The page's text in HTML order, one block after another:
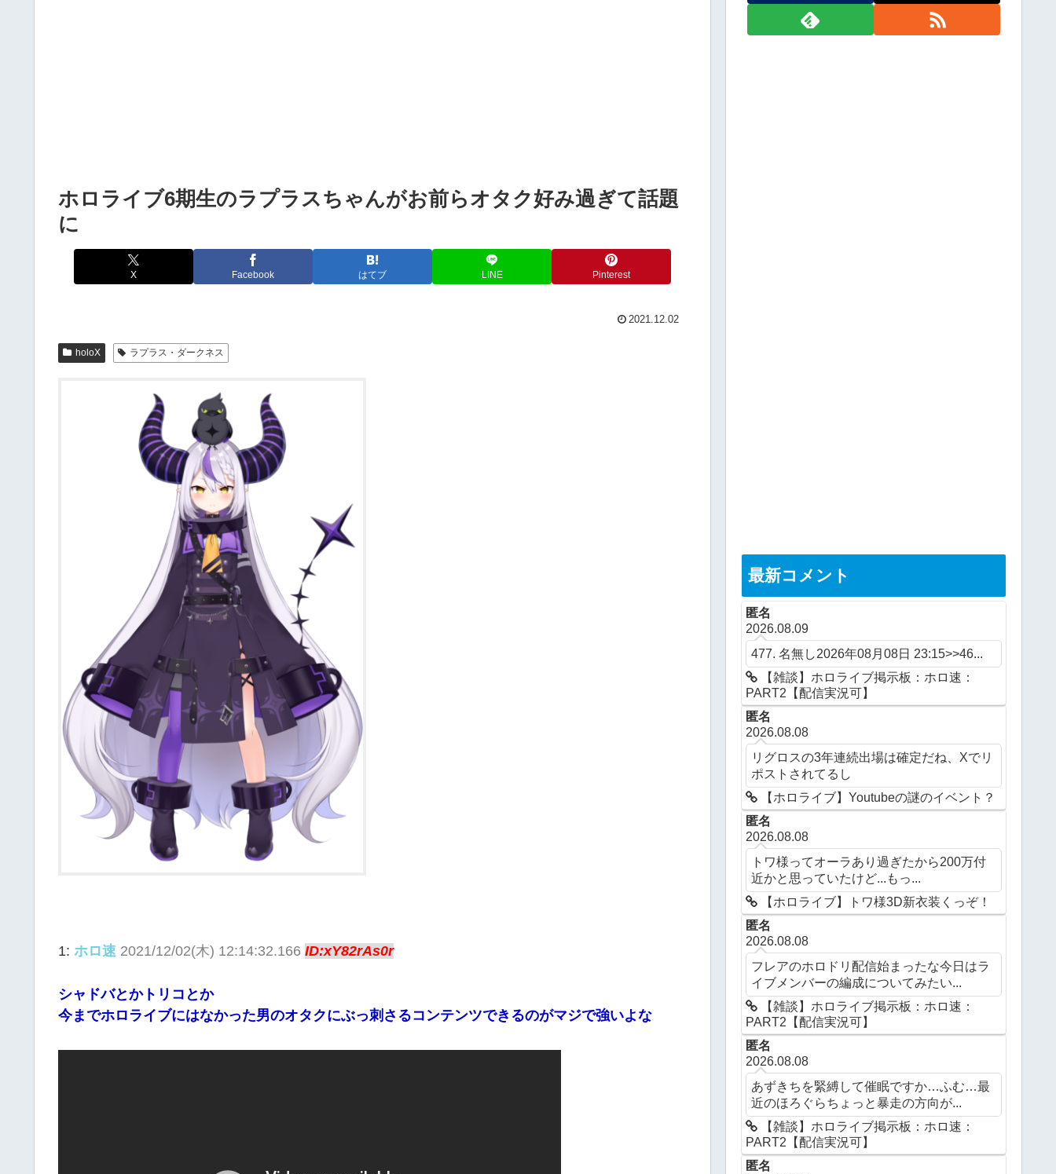
ホロライブ6期生のラプラスちゃんがお前らオタク好み過ぎて話題
に
X Facebook はてブ LINE Pinterest
2021.12.02
holoX ラプラス・ダークネス
1: ホロ速 2021/12/02(木) 12:14:32.166 ID:xY82rAs0r
シャドバとかトリコとか
今までホロライブにはなかった男のオタクにぶっ刺さるコンテンツできるのがマジで強いよな
最新コメント
匿名
2026.08.09
477. 名無し2026年08月08日 23:15>>46...
【雑談】ホロライブ掲示板：ホロ速：
PART2【配信実況可】
匿名
2026.08.08
リグロスの3年連続出場は確定だね、Xでリ
ポストされてるし
【ホロライブ】Youtubeの謎のイベント？
匿名
2026.08.08
トワ様ってオーラあり過ぎたから200万付
近かと思っていたけど...もっ...
【ホロライブ】トワ様3D新衣装くっぞ！
匿名
2026.08.08
フレアのホロドリ配信始まったな今日はラ
イブメンバーの編成についてみたい...
【雑談】ホロライブ掲示板：ホロ速：
PART2【配信実況可】
匿名
2026.08.08
あずきちを緊縛して催眠ですか…ふむ…最
近のほろぐらちょっと暴走の方向が...
【雑談】ホロライブ掲示板：ホロ速：
PART2【配信実況可】
匿名